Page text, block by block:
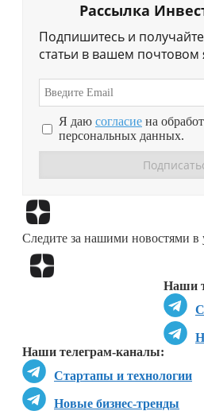
Рассылка
Подпишитесь и
статьи в вашем почтовом
Я даю согласие на
персональных данных.
Следите за нашими новостями в
Наши
Наши телеграм-каналы:
Стартапы и технологии
Новые бизнес-тренды